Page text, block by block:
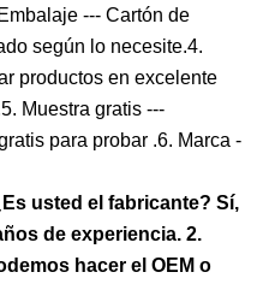
--- Cartón de
según lo necesite.4.
productos en excelente
Muestra gratis ---
para probar .6. Marca -
usted el fabricante? Sí,
de experiencia. 2.
hacer el OEM o